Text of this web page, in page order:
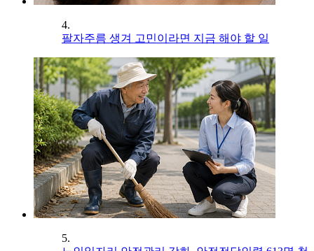
4.
팔자주름 생겨 고민이라면 지금 해야 할 일
5.